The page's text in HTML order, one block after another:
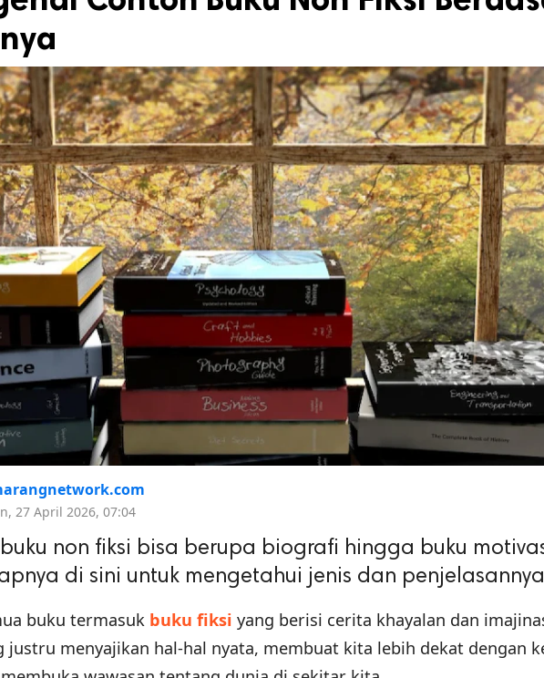
27 April 2026, 07:04
non fiksi bisa berupa biografi hingga buku
di sini untuk mengetahui jenis dan
buku termasuk buku fiksi yang berisi cerita khayalan dan
justru menyajikan hal-hal nyata, membuat kita lebih dekat dengan